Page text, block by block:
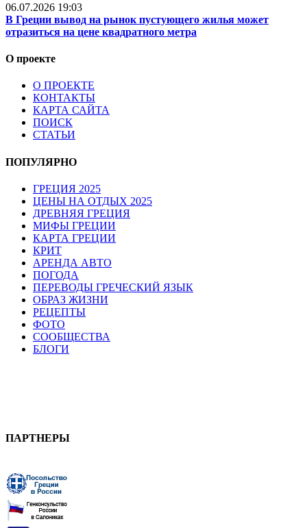
06.07.2026 19:03
В Греции вывод на рынок пустующего жилья может
отразиться на цене квадратного метра
О проекте
О ПРОЕКТЕ
КОНТАКТЫ
КАРТА САЙТА
ПОИСК
СТАТЬИ
ПОПУЛЯРНО
ГРЕЦИЯ 2025
ЦЕНЫ НА ОТДЫХ 2025
ДРЕВНЯЯ ГРЕЦИЯ
МИФЫ ГРЕЦИИ
КАРТА ГРЕЦИИ
КРИТ
АРЕНДА АВТО
ПОГОДА
ПЕРЕВОДЫ ГРЕЧЕСКИЙ ЯЗЫК
ОБРАЗ ЖИЗНИ
РЕЦЕПТЫ
ФОТО
СООБЩЕСТВА
БЛОГИ
ПАРТНЕРЫ